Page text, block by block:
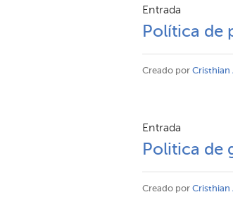
Entrada
Política de
Creado por Cristhian
Entrada
Politica de
Creado por Cristhian